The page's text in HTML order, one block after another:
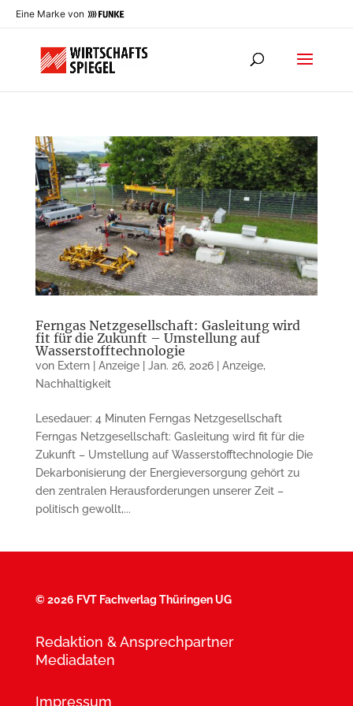
Eine Marke von
Ferngas Netzgesellschaft: Gasleitung wird
fit für die Zukunft – Umstellung auf
Wasserstofftechnologie
von Extern | Anzeige| Jan. 26, 2026| Anzeige,
Nachhaltigkeit
Lesedauer: 4 Minuten Ferngas Netzgesellschaft
Ferngas Netzgesellschaft: Gasleitung wird fit für die
Zukunft – Umstellung auf Wasserstofftechnologie Die
Dekarbonisierung der Energieversorgung gehört zu
den zentralen Herausforderungen unserer Zeit –
politisch gewollt,...
©2026 FVT Fachverlag Thüringen UG
Redaktion & Ansprechpartner
Mediadaten
Impressum